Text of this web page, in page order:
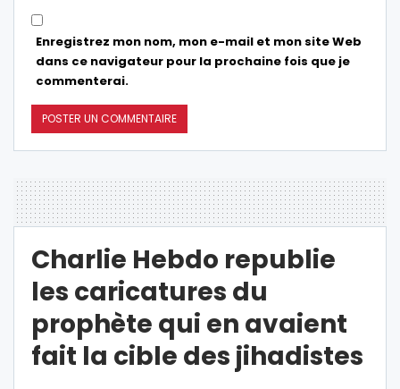
Enregistrez mon nom, mon e-mail et mon site Web
dans ce navigateur pour la prochaine fois que je
commenterai.
Charlie Hebdo republie
les caricatures du
prophète qui en avaient
fait la cible des jihadistes